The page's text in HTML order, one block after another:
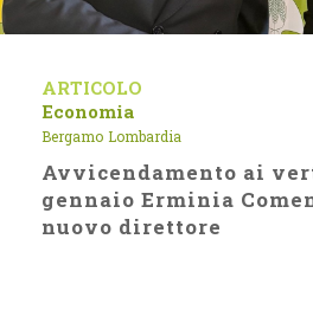
ARTICOLO
Economia
Bergamo Lombardia
Avvicendamento ai
gennaio Erminia
nuovo direttore